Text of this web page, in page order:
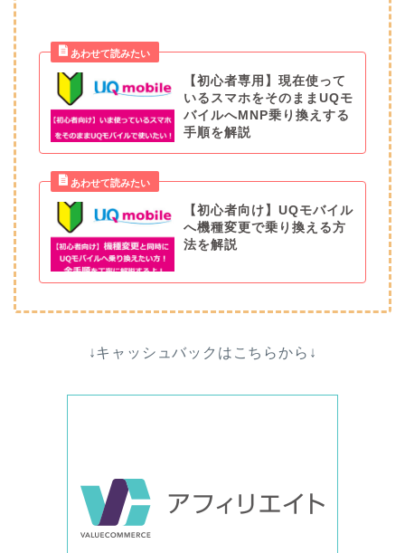
【初心者専用】現在使って
いるスマホをそのままUQモ
バイルへMNP乗り換えする
手順を解説
【初心者向け】UQモバイル
へ機種変更で乗り換える方
法を解説
↓キャッシュバックはこちらから↓